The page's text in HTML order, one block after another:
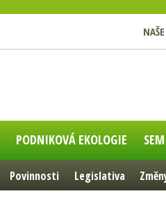
PODNIKOVÁ EKOLOGIE
Povinnosti Legislativa